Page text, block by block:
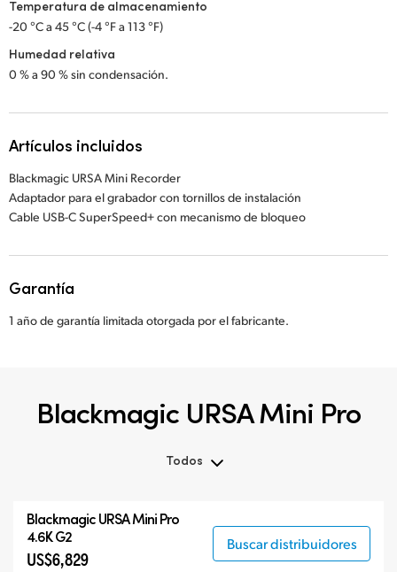
Temperatura de almacenamiento
-20 °C a 45 °C (-4 °F a 113 °F)
Humedad relativa
0 % a 90 % sin condensación.
Artículos incluidos
Blackmagic URSA Mini Recorder
Adaptador para el grabador con tornillos de instalación
Cable USB-C SuperSpeed+ con mecanismo de bloqueo
Garantía
1 año de garantía limitada otorgada por el fabricante.
Blackmagic URSA Mini Pro
Todos
Blackmagic URSA Mini Pro
Accesorios
BlackmagicURSA Mini Pro
4.6K G2
US$6,829
Buscar distribuidores